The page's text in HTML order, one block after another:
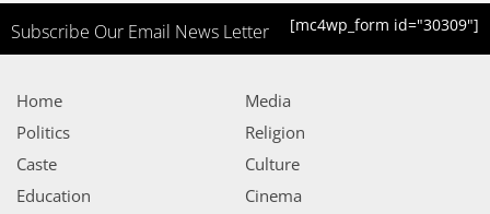
Subscribe Our Email News Letter [mc4wp_form id="30309"]
Home
Politics
Caste
Education
Media
Religion
Culture
Cinema